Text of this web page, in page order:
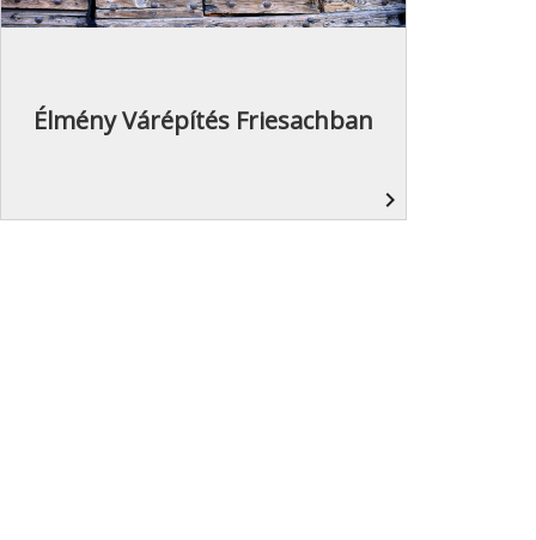
Élmény Várépítés Friesachban
navigate_next